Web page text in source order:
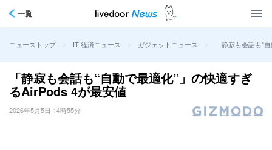
一覧
ニューストップ > IT 経済ニュース > ガジェットニュース > 「静寂も会話も“
「静寂も会話も“自動で最適化”」の快適すぎ
るAirPods 4が最安値
2026年5月5日 14時55分